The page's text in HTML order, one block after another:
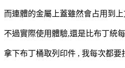
而連體的金屬上蓋雖然會占用到上
不過實際使用體驗,還是比布丁統
拿下布丁桶取列印件 , 我每次都要